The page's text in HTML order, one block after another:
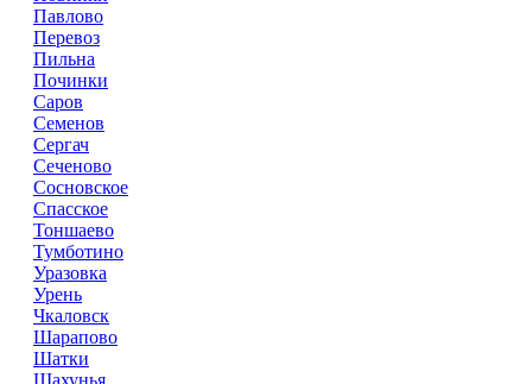
Павлово
Перевоз
Пильна
Починки
Саров
Семенов
Сергач
Сеченово
Сосновское
Спасское
Тоншаево
Тумботино
Уразовка
Урень
Чкаловск
Шарапово
Шатки
Шахунья